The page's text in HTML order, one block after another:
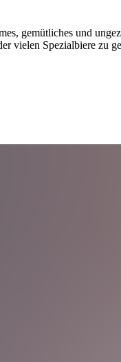
gemütliches und
vielen Spezialbiere zu